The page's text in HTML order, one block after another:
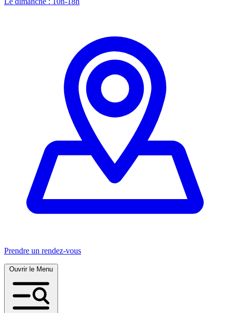
Prendre un rendez-vous